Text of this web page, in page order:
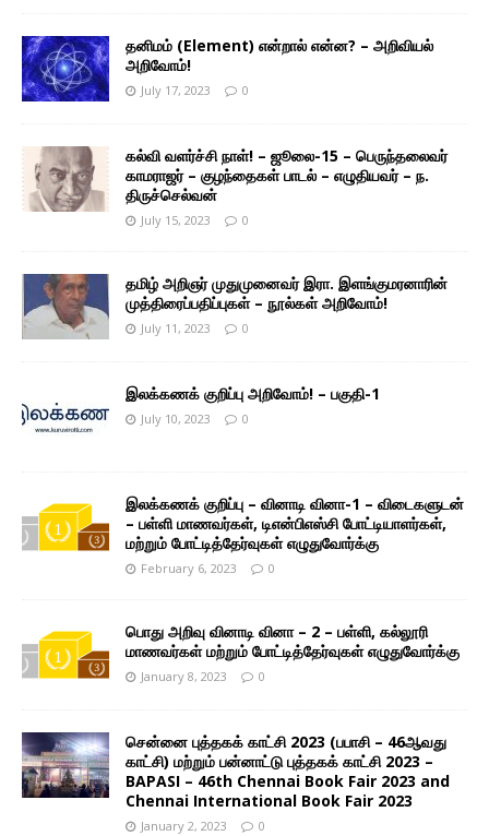
தனிமம் (Element) என்றால் என்ன? – அறிவியல்
அறிவோம்!
July 17, 2023 0
கல்வி வளர்ச்சி நாள்! – ஜூலை-15 – பெருந்தலைவர்
காமராஜர் – குழந்தைகள் பாடல் – எழுதியவர் – ந.
திருச்செல்வன்
July 15, 2023 0
தமிழ் அறிஞர் முதுமுனைவர் இரா. இளங்குமரனாரின்
முத்திரைப்பதிப்புகள் – நூல்கள் அறிவோம்!
July 11, 2023 0
இலக்கணக் குறிப்பு அறிவோம்! – பகுதி-1
July 10, 2023 0
இலக்கணக் குறிப்பு – வினாடி வினா-1 – விடைகளுடன்
– பள்ளி மாணவர்கள், டிஎன்பிஎஸ்சி போட்டியாளர்கள்,
மற்றும் போட்டித்தேர்வுகள் எழுதுவோர்க்கு
February 6, 2023 0
பொது அறிவு வினாடி வினா – 2 – பள்ளி, கல்லூரி
மாணவர்கள் மற்றும் போட்டித்தேர்வுகள் எழுதுவோர்க்கு
January 8, 2023 0
சென்னை புத்தகக் காட்சி 2023 (பபாசி – 46ஆவது
காட்சி) மற்றும் பன்னாட்டு புத்தகக் காட்சி 2023 –
BAPASI – 46th Chennai Book Fair 2023 and
Chennai International Book Fair 2023
January 2, 2023 0